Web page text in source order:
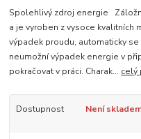
Spolehlivý zdroj energie
a je vyroben z vysoce kvalitních
výpadek proudu, automaticky
neumožní výpadek energie v
pokračovat v práci. Charak... celý
Dostupnost Není